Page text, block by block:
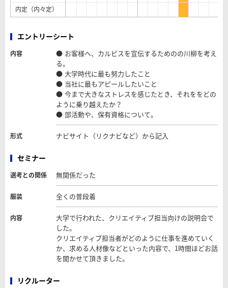
内定（内々定）
エントリーシート
内容
● お客様へ、カルピスを宣伝するためのの川柳を考え
る。
● 大学時代に最も努力したこと
● 当社に最もアピールしたいこと
● 今まで大きなストレスを感じたとき、それををどの
ように乗り越えたか？
● 部活動や、保有資格について。
形式 ナビサイト（リクナビなど）から記入
セミナー
選考との関係 無関係だった
服装 全くの普段着
内容
大学で行われた、クリエイティブ担当向けの説明会で
した。
クリエイティブ担当者がどのように仕事を進めていく
か、求める人材像などといった内容で、1時間ほどお話
を聞かせて頂きました。
リクルーター